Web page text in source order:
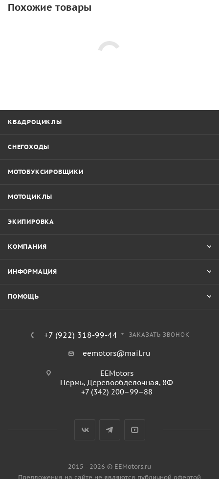
Похожие товары
КВАДРОЦИКЛЫ
СНЕГОХОДЫ
МОТОБУКСИРОВЩИКИ
МОТОЦИКЛЫ
ЭКИПИРОВКА
КОМПАНИЯ
ИНФОРМАЦИЯ
ПОМОЩЬ
+7 (922) 318-99-44 ЗАКАЗАТЬ ЗВОНОК
eemotors@mail.ru
EEMotors
Пермь, Деревообделочная, 8Ф
+7 (342) 200–99–88
2015 - 2026 © EEMotors.ru
Предложения на сайте не являются публичной офертой